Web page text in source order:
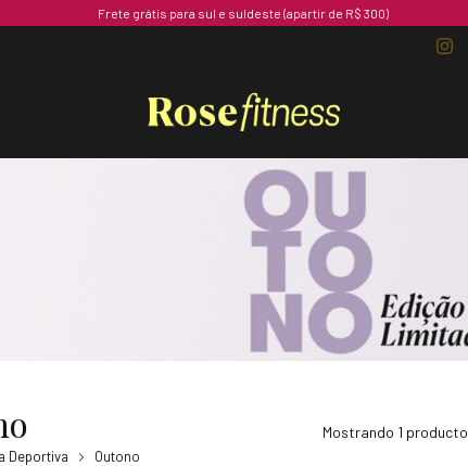
Frete grátis para sul e suldeste (apartir de R$ 300)
Deportiva Outono
Mostrando 1 producto